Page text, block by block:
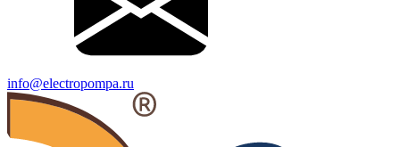
info@electropompa.ru